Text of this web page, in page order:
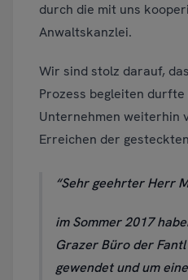
durch die mit uns
Anwaltskanzlei.
Wir sind stolz darauf,
Prozess begleiten durfte
Unternehmen weiterhin
Erreichen der
Sehr geehrter Herr
im Sommer 2017
Grazer Büro der
gewendet und um